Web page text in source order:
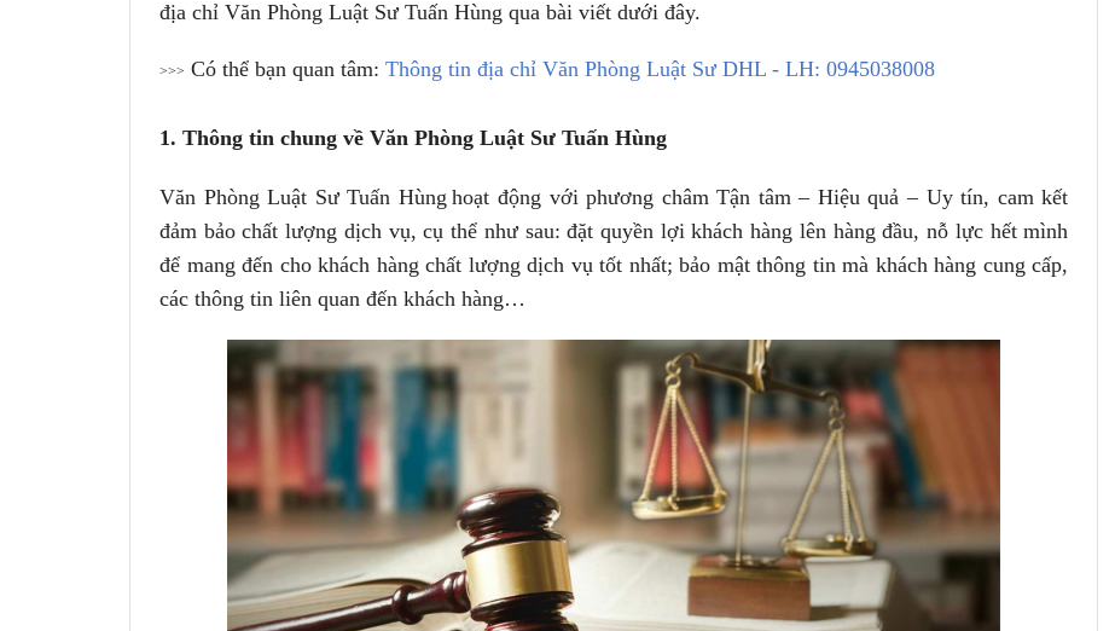
địa chỉ Văn Phòng Luật Sư Tuấn Hùng qua bài viết dưới đây.
>>> Có thể bạn quan tâm: Thông tin địa chỉ Văn Phòng Luật SưDHL - LH: 0945038008
1. Thông tin chung về Văn Phòng Luật Sư Tuấn Hùng
Văn Phòng Luật Sư Tuấn Hùng hoạt động với phương châm Tận tâm – Hiệu quả – Uy tín, cam kết
đảm bảo chất lượng dịch vụ, cụ thể như sau: đặt quyền lợi khách hàng lên hàng đầu, nỗ lực hết mình
để mang đến cho khách hàng chất lượng dịch vụ tốt nhất; bảo mật thông tin mà khách hàng cung cấp,
các thông tin liên quan đến khách hàng…
Công chứng hợp đồng tặng cho bất
Công chứng hợp đồng thế chấp nhà
đất, tài sản
Công chứng văn bản thỏa thuận phân
chia tài sản riêng - chung của vợ